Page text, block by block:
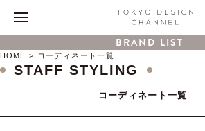
BRAND LIST
HOME コーディネート一覧
STAFF STYLING
コーディネート一覧